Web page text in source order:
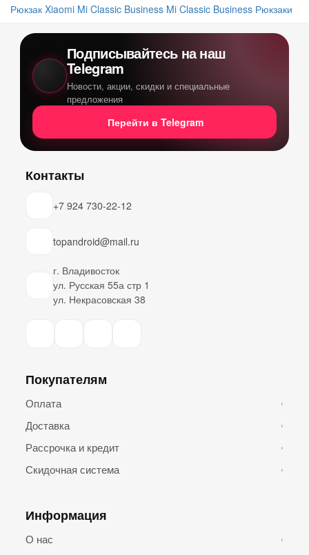
Рюкзак Xiaomi Mi Classic Business Mi Classic Business Рюкзаки
Подписывайтесь на наш
Telegram
Новости, акции, скидки и специальные
предложения
Перейти в Telegram
Контакты
+7 924 730-22-12
topandroid@mail.ru
г. Владивосток
ул. Русская 55а стр 1
ул. Некрасовская 38
Покупателям
Оплата ›
Доставка ›
Рассрочка и кредит ›
Скидочная система ›
Информация
О нас ›